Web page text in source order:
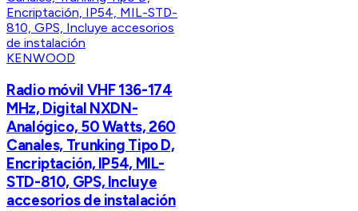
KENWOOD
Radio móvil VHF 136-174
MHz, Digital NXDN-
Analógico, 50 Watts, 260
Canales, Trunking Tipo D,
Encriptación, IP54, MIL-
STD-810, GPS, Incluye
accesorios de instalación